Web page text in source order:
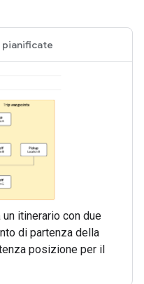
itinerario con due
di partenza della
posizione per il